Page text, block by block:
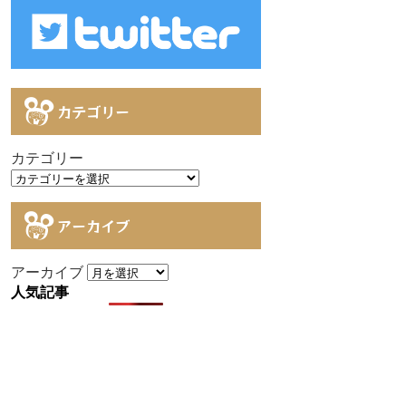
カテゴリー
カテゴリー
アーカイブ
アーカイブ
人気記事